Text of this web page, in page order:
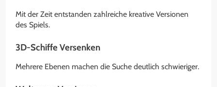
Mit der Zeit entstanden zahlreiche kreative Versionen
des Spiels.
3D-Schiffe Versenken
Mehrere Ebenen machen die Suche deutlich schwieriger.